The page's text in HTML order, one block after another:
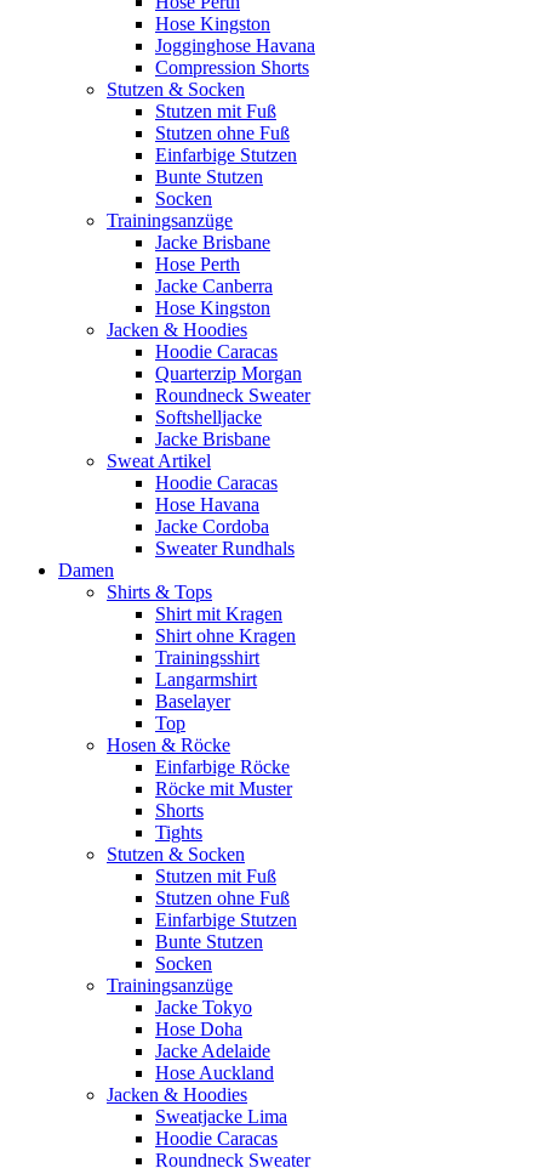
Hose Kingston
Jogginghose Havana
Compression Shorts
Stutzen & Socken
Stutzen mit Fuß
Stutzen ohne Fuß
Einfarbige Stutzen
Bunte Stutzen
Socken
Trainingsanzüge
Jacke Brisbane
Hose Perth
Jacke Canberra
Hose Kingston
Jacken & Hoodies
Hoodie Caracas
Quarterzip Morgan
Roundneck Sweater
Softshelljacke
Jacke Brisbane
Sweat Artikel
Hoodie Caracas
Hose Havana
Jacke Cordoba
Sweater Rundhals
Damen
Shirts & Tops
Shirt mit Kragen
Shirt ohne Kragen
Trainingsshirt
Langarmshirt
Baselayer
Top
Hosen & Röcke
Einfarbige Röcke
Röcke mit Muster
Shorts
Tights
Stutzen & Socken
Stutzen mit Fuß
Stutzen ohne Fuß
Einfarbige Stutzen
Bunte Stutzen
Socken
Trainingsanzüge
Jacke Tokyo
Hose Doha
Jacke Adelaide
Hose Auckland
Jacken & Hoodies
Sweatjacke Lima
Hoodie Caracas
Roundneck Sweater